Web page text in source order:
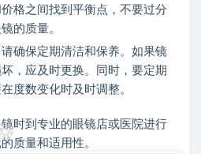
格之间找到平衡点，不要过分
的质量。
确保定期清洁和保养。如果镜
，应及时更换。同时，要定期
度数变化时及时调整。
时到专业的眼镜店或医院进行
质量和适用性。